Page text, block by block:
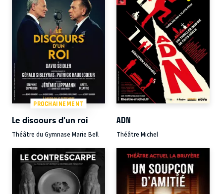
PROCHAINEMENT
Le discours d'un roi
Théâtre du Gymnase Marie Bell
ADN
Théâtre Michel